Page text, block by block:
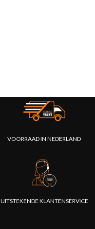
VOORRAAD IN NEDERLAND
UITSTEKENDE KLANTENSERVICE